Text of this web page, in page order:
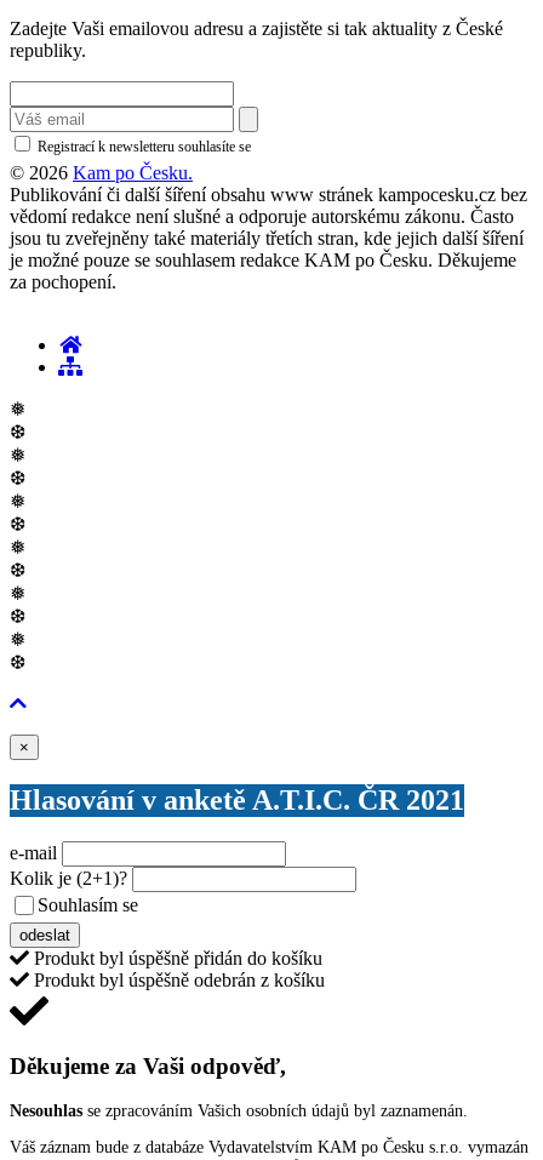
Zadejte Vaši emailovou adresu a zajistěte si tak aktuality z České
republiky.
Registrací k newsletteru souhlasíte se
© 2026 Kam po Česku.
Publikování či další šíření obsahu www stránek kampocesku.cz bez
vědomí redakce není slušné a odporuje autorskému zákonu. Často
jsou tu zveřejněny také materiály třetích stran, kde jejich další šíření
je možné pouze se souhlasem redakce KAM po Česku. Děkujeme
za pochopení.
❅
❆
❅
❆
❅
❆
❅
❆
❅
❆
❅
❆
×
Hlasování v anketě A.T.I.C. ČR 2021
e-mail
Kolik je (2+1)?
Souhlasím se
odeslat
Produkt byl úspěšně přidán do košíku
Produkt byl úspěšně odebrán z košíku
Děkujeme za Vaši odpověď,
Nesouhlas se zpracováním Vašich osobních údajů byl zaznamenán.
Váš záznam bude z databáze Vydavatelstvím KAM po Česku s.r.o. vymazán